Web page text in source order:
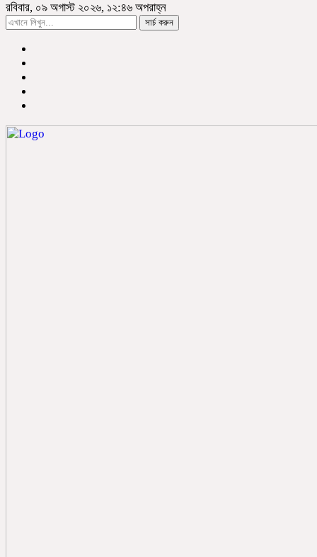
রবিবার, ০৯ অগাস্ট ২০২৬, ১২:৪৬ অপরাহ্ন
সার্চ করুন